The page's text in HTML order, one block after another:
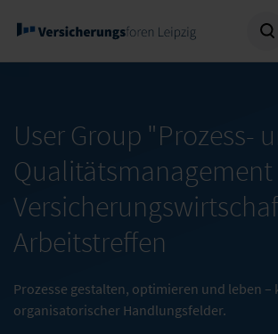
User Group "Prozess-
Qualitätsmanagement
Arbeitstreffen
Prozesse gestalten, optimieren und leben –
organisatorischer Handlungsfelder.